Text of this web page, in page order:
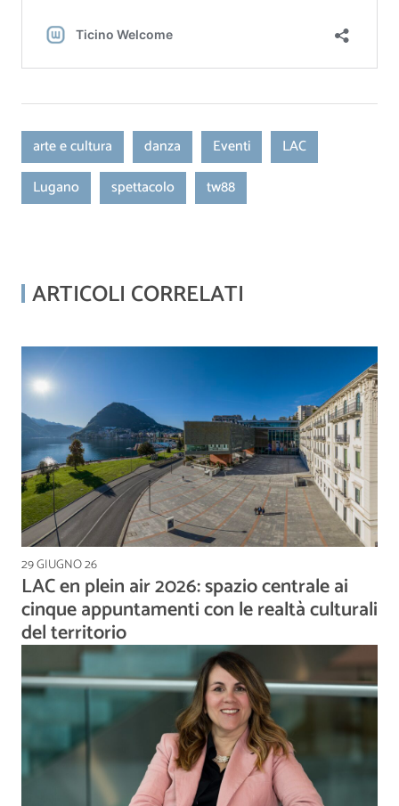
arte e cultura danza Eventi
LAC
Lugano
spettacolo tw88
ARTICOLI CORRELATI
29 GIUGNO 26
LAC en plein air 2026: spazio centrale ai
cinque appuntamenti con le realtà culturali
del territorio